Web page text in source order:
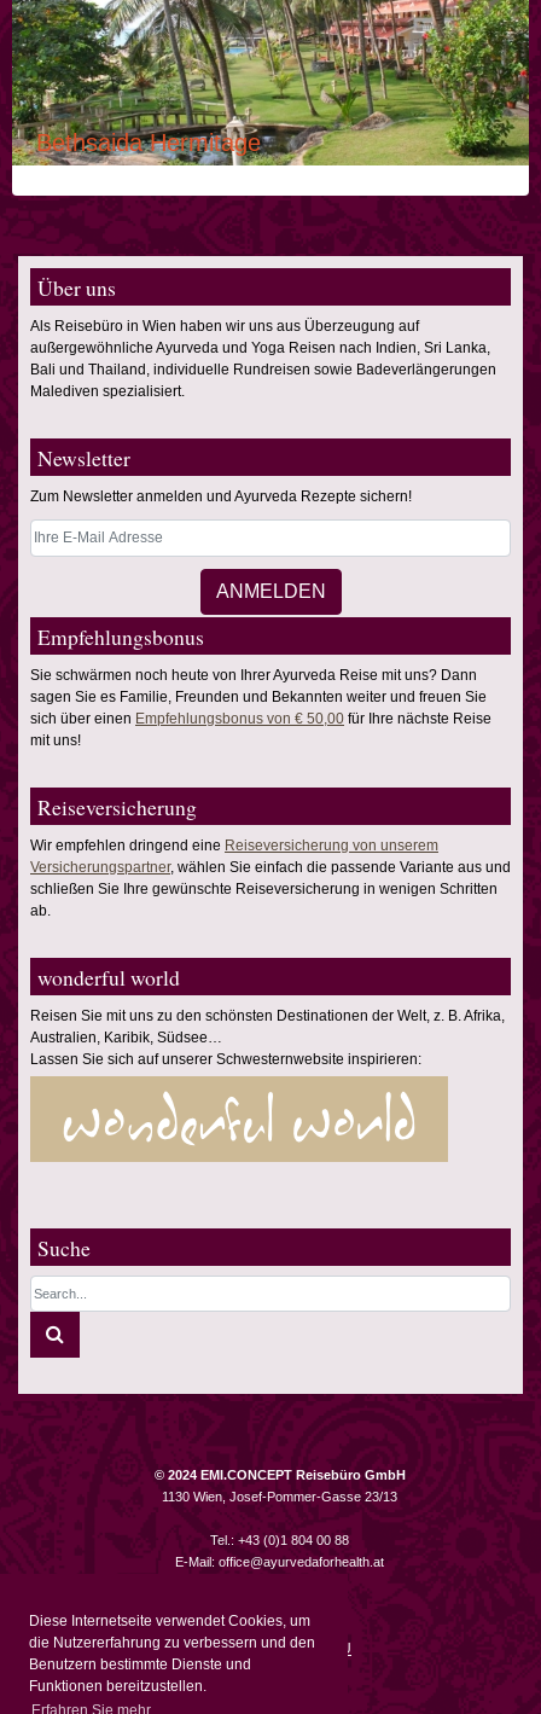
Diese Internetseite verwendet Cookies, um
die Nutzererfahrung zu verbessern und den
Benutzern bestimmte Dienste und
Funktionen bereitzustellen.
Erfahren Sie mehr
Bethsaida Hermitage
Über uns
Als Reisebüro in Wien haben wir uns aus Überzeugung auf
außergewöhnliche Ayurveda und Yoga Reisen nach Indien, Sri Lanka,
Bali und Thailand, individuelle Rundreisen sowie Badeverlängerungen
Malediven spezialisiert.
Newsletter
Zum Newsletter anmelden und Ayurveda Rezepte sichern!
Empfehlungsbonus
Sie schwärmen noch heute von Ihrer Ayurveda Reise mit uns? Dann
sagen Sie es Familie, Freunden und Bekannten weiter und freuen Sie
sich über einen Empfehlungsbonus von € 50,00 für Ihre nächste Reise
mit uns!
Reiseversicherung
Wir empfehlen dringend eine Reiseversicherung von unserem
Versicherungspartner, wählen Sie einfach die passende Variante aus und
schließen Sie Ihre gewünschte Reiseversicherung in wenigen Schritten
ab.
wonderful world
Reisen Sie mit uns zu den schönsten Destinationen der Welt, z. B. Afrika,
Australien, Karibik, Südsee…
Lassen Sie sich auf unserer Schwesternwebsite inspirieren:
Suche
© 2024 EMI.CONCEPT Reisebüro GmbH
1130 Wien, Josef-Pommer-Gasse 23/13
Tel.: +43 (0)1 804 00 88
E-Mail: office@ayurvedaforhealth.at
Datenschutz
Schlichtungsstelle EU